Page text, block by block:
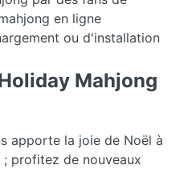
en ligne
ou d'installation
Mahjong
apporte la joie de Noël à
profitez de nouveaux